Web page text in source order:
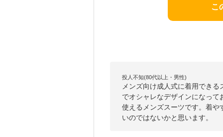
こ
投人不知(80代以上・男性)
メンズ向け成人式に着用でき
でオシャレなデザインになっ
使えるメンズスーツです。着
いのではないかと思います。